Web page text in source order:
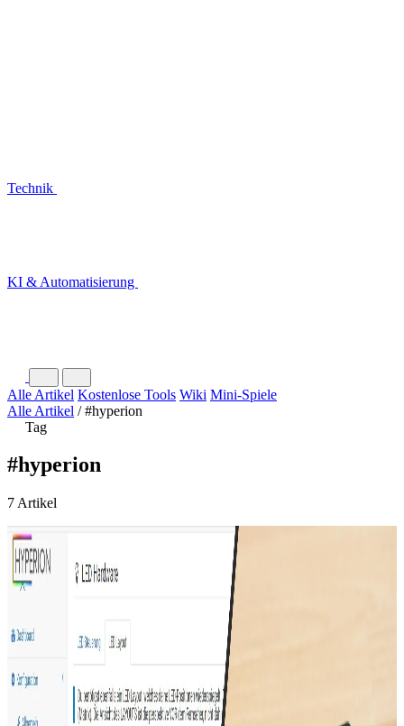
Technik
KI & Automatisierung
Alle Artikel Kostenlose Tools Wiki Mini-Spiele
Alle Artikel / #hyperion
Tag
#hyperion
7 Artikel